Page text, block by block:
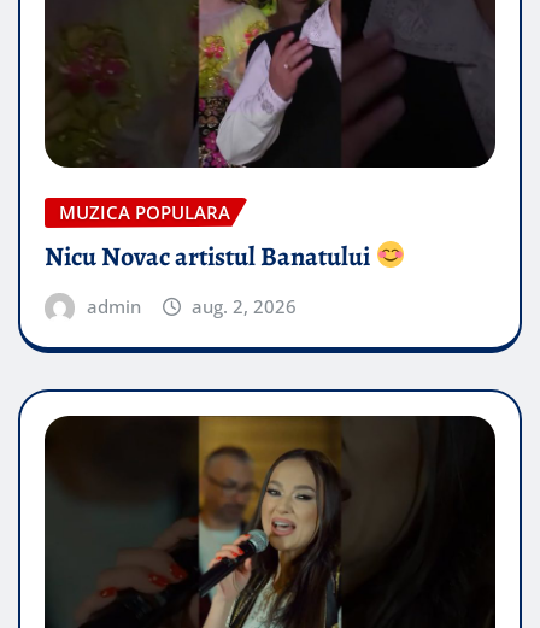
MUZICA POPULARA
Nicu Novac artistul Banatului
admin aug. 2, 2026